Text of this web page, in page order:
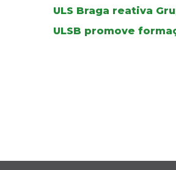
ULS Braga reativa
ULSB promove